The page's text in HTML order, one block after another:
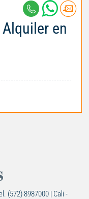
en
(572) 8987000 | Cali -